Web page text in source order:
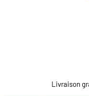
Livraison